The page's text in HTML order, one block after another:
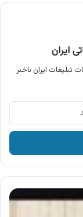
ایران
تبلیغات ایران باخبر